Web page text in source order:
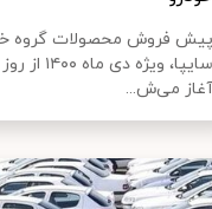
پیش فروش محصولات گروه
سایپا، ویژه
آغاز می‌ش...